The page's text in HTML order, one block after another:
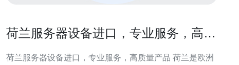
荷兰服务器设备进口，专业服务，高质
荷兰服务器设备进口，专业服务，高质量产品 荷兰是欧洲